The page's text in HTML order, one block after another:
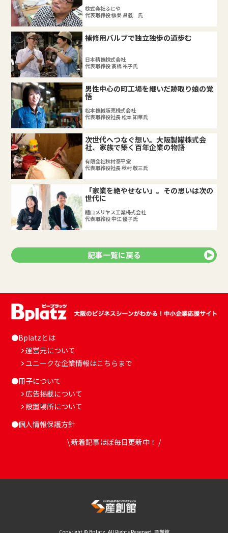
株式会社ふじや
代表取締役 柳樂 昌義 氏
補修用バルブで独立独歩の道歩む
日本精機株式会社
代表取締役 髙橋 祐子氏
男性中心の町工場を継いだ跡取り娘の覚
悟
松本機械販売株式会社
代表取締役社長 松本 知華氏
次世代へつなぐ想い。大阪製罐株式会
社、家族で築く百年企業の物語
有限会社秋村泰平堂
代表取締役社長 秋村 敬三氏
「家業を絶やせない」。その思いは次の
世代に
樋口メリヤス工業株式会社
代表取締役 中江 優子氏
記事一覧に戻る
●Bplatzとは
運営元について
ユニークな企業情報はこちらまで
●冊子について
広告掲載について
設置場所について
●個人情報保護方針
\ 新着記事ほぼ毎日更新中！ /